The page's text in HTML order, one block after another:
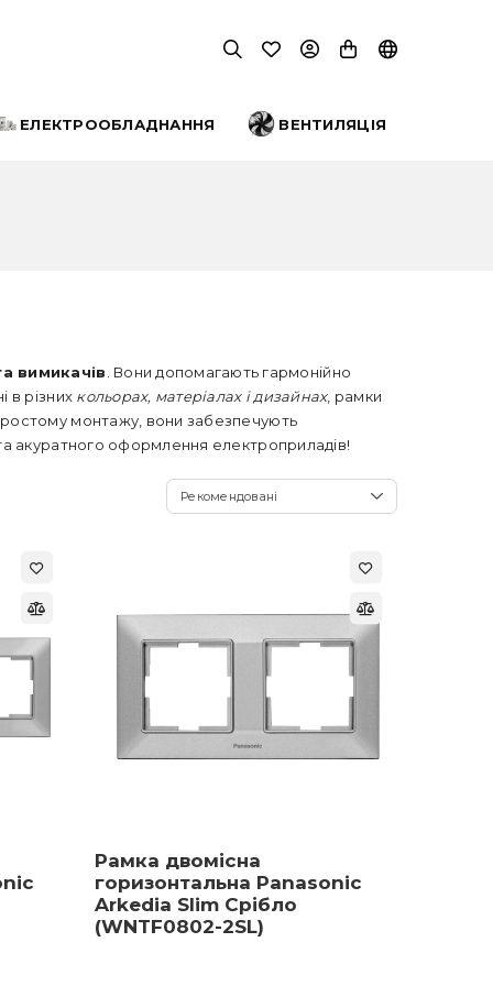
ЕЛЕКТРООБЛАДНАННЯ ВЕНТИЛЯЦІЯ
Рекомендуємо
вимикачів . Вони допомагають гармонійно
в різних кольорах, матеріалах і дизайнах, рамки
монтажу, вони забезпечують
акуратного оформлення електроприладів!
Рекомендовані
Рамка двомісна
горизонтальна Panasonic
Arkedia Slim Срібло
(WNTF0802-2SL)